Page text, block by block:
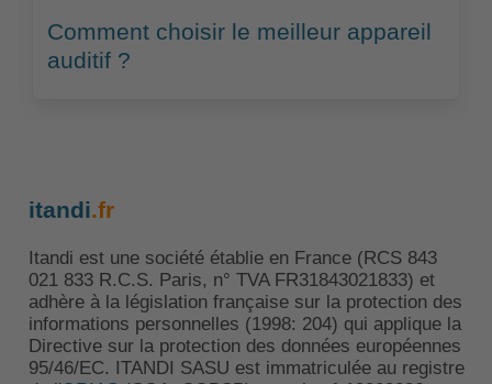
Comment choisir le meilleur appareil
auditif ?
itandi.fr
Itandi est une société établie en France (RCS 843
021 833 R.C.S. Paris, n° TVA FR31843021833) et
adhère à la législation française sur la protection des
informations personnelles (1998: 204) qui applique la
Directive sur la protection des données européennes
95/46/EC. ITANDI SASU est immatriculée au registre